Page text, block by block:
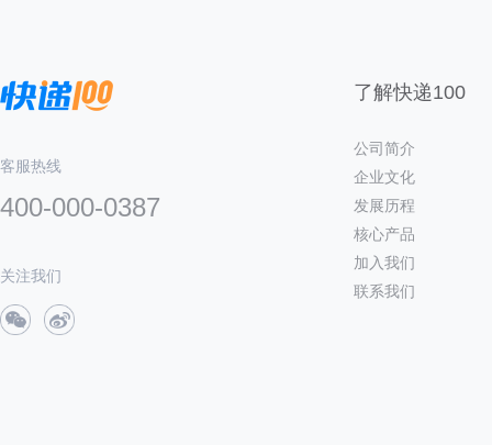
客服热线
400-000-0387
关注我们
了解快递100
公司简介
企业文化
发展历程
核心产品
加入我们
联系我们